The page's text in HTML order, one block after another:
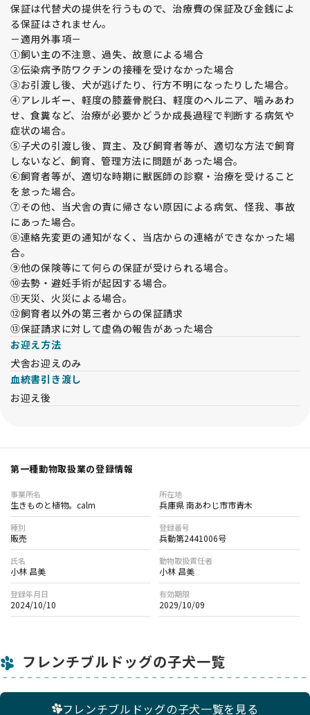
保証は代替犬の提供を行うもので、治療費の保証及び金銭によ
る保証はされません。
－適用外事項－
①飼い主の不注意、過失、故意による場合
②伝染病予防ワクチンの接種を受けなかった場合
③お引渡し後、犬が逃げたり、行方不明になったりした場合。
④アレルギー、軽度の膝蓋骨脱臼、軽度のヘルニア、噛みあわ
せ、食糞など、治療が必要かどうか成長過程で判断する病気や
症状の場合。
⑤子犬の引渡し後、買主、及び飼育者等が、適切な方法で飼育
しないなど、飼育、管理方法に問題があった場合。
⑥飼育者等が、適切な時期に獣医師の診察・治療を受けること
を怠った場合。
⑦その他、当犬舎の責に帰さない原因による病気、怪我、事故
にあった場合。
⑧連絡先変更の通知がなく、当店からの連絡ができなかった場
合。
⑨他の保険等にて何らの保証が受けられる場合。
⑩去勢・避妊手術が起因する場合。
⑪天災、火災による場合。
⑫飼育者以外の第三者からの保証請求
⑬保証請求に対して虚偽の報告があった場合
お迎え方法
犬舎お迎えのみ
血統書引き渡し
お迎え後
第一種動物取扱業の登録情報
事業所名
生きものと植物。calm
所在地
兵庫県 南あわじ市市青木
種別
販売
登録番号
兵動第2441006号
氏名
小林 昌美
動物取扱責任者
小林 昌美
登録年月日
2024/10/10
有効期限
2029/10/09
フレンチブルドッグの子犬一覧
フレンチブルドッグの子犬一覧を見る